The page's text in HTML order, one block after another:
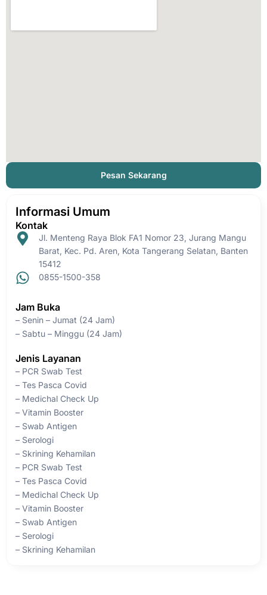
Pesan Sekarang
Informasi Umum
Kontak
Jl. Menteng Raya Blok FA1 Nomor 23, Jurang Mangu
Barat, Kec. Pd. Aren, Kota Tangerang Selatan, Banten
15412
0855-1500-358
Jam Buka
– Senin – Jumat (24 Jam)
– Sabtu – Minggu (24 Jam)
Jenis Layanan
– PCR Swab Test
– Tes Pasca Covid
– Medichal Check Up
– Vitamin Booster
– Swab Antigen
– Serologi
– Skrining Kehamilan
– PCR Swab Test
– Tes Pasca Covid
– Medichal Check Up
– Vitamin Booster
– Swab Antigen
– Serologi
– Skrining Kehamilan